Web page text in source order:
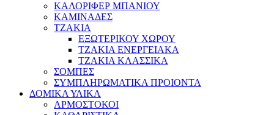
ΚΑΛΟΡΙΦΕΡ ΜΠΑΝΙΟΥ
ΚΑΜΙΝΑΔΕΣ
ΤΖΑΚΙΑ
ΕΞΩΤΕΡΙΚΟΥ ΧΩΡΟΥ
ΤΖΑΚΙΑ ΕΝΕΡΓΕΙΑΚΑ
ΤΖΑΚΙΑ ΚΛΑΣΣΙΚΑ
ΣΟΜΠΕΣ
ΣΥΜΠΛΗΡΩΜΑΤΙΚΑ ΠΡΟΙΟΝΤΑ
ΔΟΜΙΚΑ ΥΛΙΚΑ
ΑΡΜΟΣΤΟΚΟΙ